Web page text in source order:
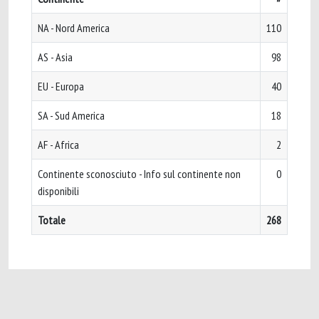
NA - Nord America 110
AS - Asia 98
EU - Europa 40
SA - Sud America 18
AF - Africa 2
Continente sconosciuto - Info sul continente non
disponibili
0
Totale 268